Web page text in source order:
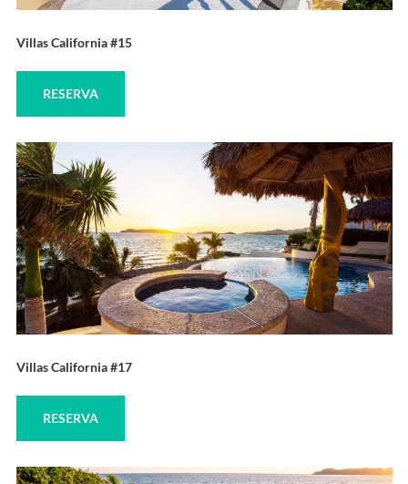
Villas California #15
RESERVA
Villas California #17
RESERVA